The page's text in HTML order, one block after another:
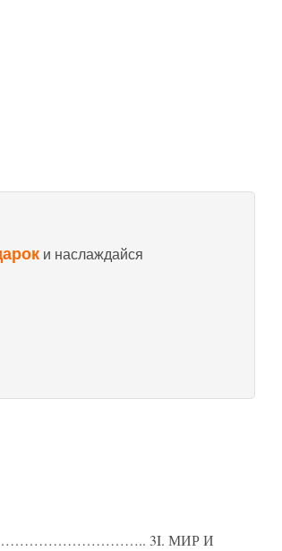
и наслаждайся
3I. МИР И